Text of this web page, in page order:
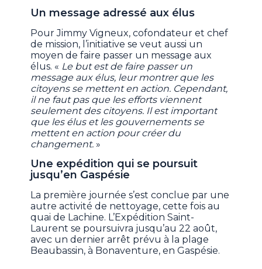
Un message adressé aux élus
Pour Jimmy Vigneux, cofondateur et chef
de mission, l’initiative se veut aussi un
moyen de faire passer un message aux
élus. « Le but est de faire passer un
message aux élus, leur montrer que les
citoyens se mettent en action. Cependant,
il ne faut pas que les efforts viennent
seulement des citoyens. Il est important
que les élus et les gouvernements se
mettent en action pour créer du
changement. »
Une expédition qui se poursuit
jusqu’en Gaspésie
La première journée s’est conclue par une
autre activité de nettoyage, cette fois au
quai de Lachine. L’Expédition Saint-
Laurent se poursuivra jusqu’au 22 août,
avec un dernier arrêt prévu à la plage
Beaubassin, à Bonaventure, en Gaspésie.